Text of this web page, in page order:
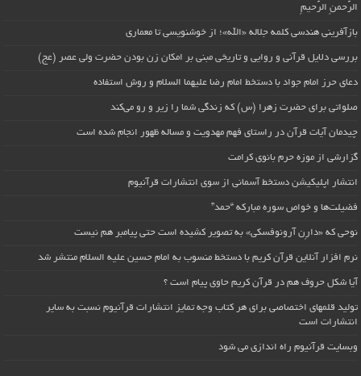
الرَّحمنِ الرَّحیمِ
بازآفرینی هندسی کلمه جلاله «الله»؛ از خوشنویسی تا معماری
بررسی دلایل قرآنی و روایی و تاریخی مبنی بر امکان زن بودن حضرت ولی عصر (عج)
دعای حرز امام جواد با دستخط امام رضا علیهما السلام و روش استفاده
صلواتی برای حضرت زهرا (س) که زندگی شما را زیر و رو می‌کند
چیدمان آیات قرآن در راستای فهم مهدویت و مساله ظهور انجام شده است
گزارشی از موزه حرم بانوی کرامت
انتشار اپلیکیشن دستخط آسمانی از سوی انتشارات قرآنیوم
فضیلت‌ها و خواص سوره مبارکه “حمد”
نوحی که «دارِن آرونوفسکی» به تصویر کشیده است حتی پیامبر هم نیست
نرم افزار آنلاین قرآن کریم با دستخط منسوب به امام حسین علیه السلام منتشر شد
آیا شکل حروف هم در قرآن کریم حاوی پیام است ؟
تولید قلمهای اختصاصی برای هر کتاب وجه تمایز انتشارات قرآنیوم نسبت به سایر
انتشارات است
وبسایت قرآنیوم راه اندازی می شود